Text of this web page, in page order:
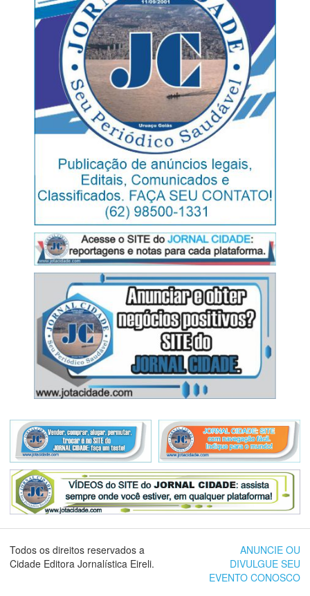
Todos os direitos reservados a
Cidade Editora Jornalística Eireli.
ANUNCIE OU
DIVULGUE SEU
EVENTO CONOSCO